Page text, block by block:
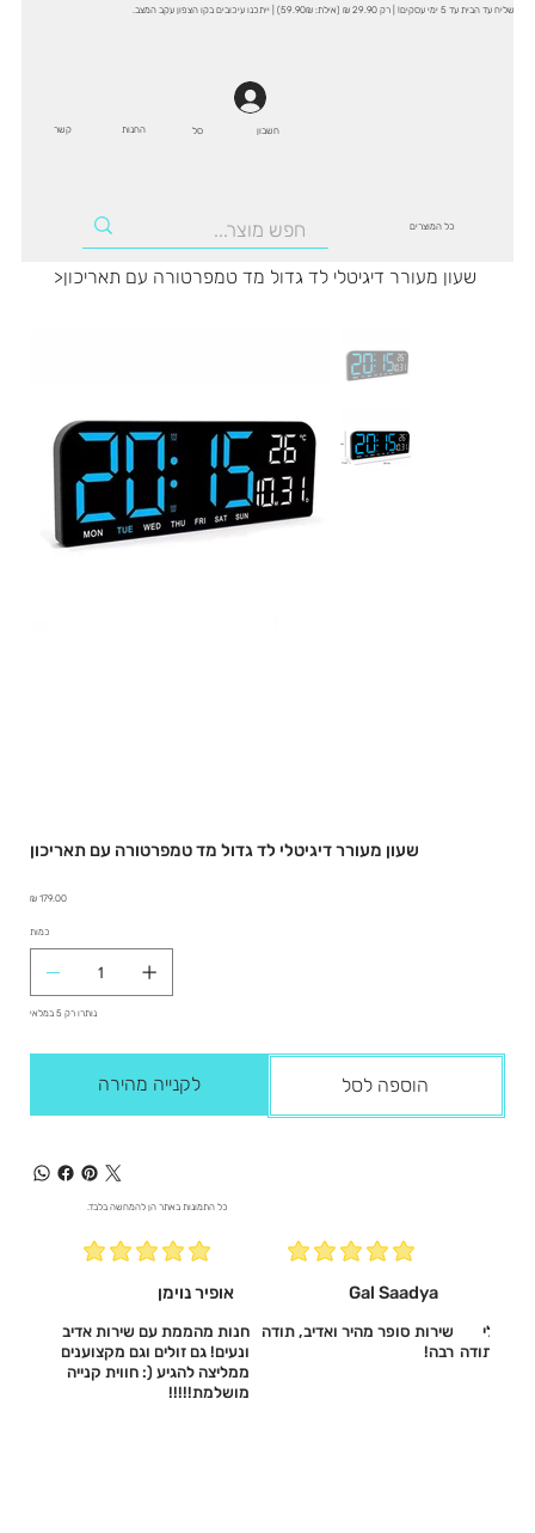
שליח עד הבית עד 5 ימי עסקים! | רק 29.90 ₪ (אילת: 59.90₪) | ייתכנו עיכובים בקו הצפון עקב המצב.
חשבון סל קשר החנות
כל המוצרים
>שעון מעורר דיגיטלי לד גדול מד טמפרטורה עם תאריכון
שעון מעורר דיגיטלי לד גדול מד טמפרטורה עם תאריכון
מחיר ‏179.00 ‏₪
כמות
נותרו רק 5 במלאי
הוספה לסל לקנייה מהירה
כל התמונות באתר הן להמחשה בלבד.
אופיר נוימן
חנות מהממת עם שירות אדיב
ונעים! גם זולים וגם מקצוענים
ממליצה להגיע (: חווית קנייה
מושלמת!!!!!‎
Gal Saadya
שירות סופר מהיר ואדיב, תודה
רבה!
לי
תודה